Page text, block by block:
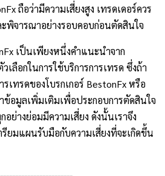
ถือว่ามีความเสี่ยงสูง เทรดเดอร์ควร
พิจารณาอย่างรอบคอบก่อนตัดสินใจ
เป็นเพียงหนึ่งคำแนะนำจาก
เลือกในการใช้บริการการเทรด ซึ่งถ้า
เทรดของโบรกเกอร์ BestonFxหรือ
ข้อมูลเพิ่มเติมเพื่อประกอบการตัดสินใจ
ย่างย่อมมีความเสี่ยง ดังนั้นเราจึง
ยมแผนรับมือกับความเสี่ยงที่จะเกิดขึ้น